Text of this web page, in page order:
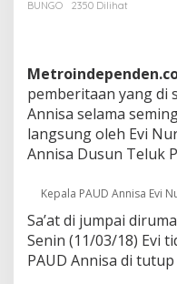
BUNGO
2350 Dilihat
pemberitaan yang di
Annisa selama
langsung oleh Evi
Annisa Dusun Teluk
Kepala PAUD Annisa Evi
Sa’at di jumpai
Senin (11/03/18) Evi
PAUD Annisa di